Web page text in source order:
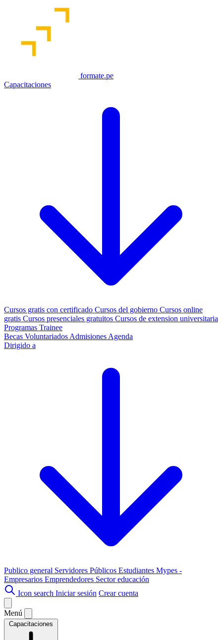
formate.pe
Capacitaciones
Cursos gratis con certificado Cursos del gobierno Cursos online
gratis Cursos presenciales gratuitos Cursos de extension universitaria
Programas Trainee
Becas Voluntariados Admisiones Agenda
Dirigido a
Publico general Servidores Públicos Estudiantes Mypes -
Empresarios Emprendedores Sector educación
Icon search Iniciar sesión Crear cuenta
Menú
Capacitaciones